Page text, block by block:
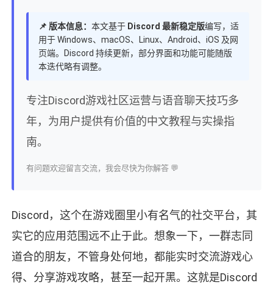
📌 版本信息： 本文基于 Discord 最新稳定版编写，适
用于 Windows、macOS、Linux、Android、iOS 及网
页端。Discord 持续更新，部分界面和功能可能随版
本迭代略有调整。
专注Discord游戏社区运营与语音聊天技巧多
年，为用户提供有价值的中文教程与实操指
南。
有问题欢迎留言交流，我会尽快为你解答 💬
Discord，这个在游戏圈里小有名气的社交平台，其
实它的应用范围远不止于此。想象一下，一群志同
道合的朋友，不管身处何地，都能实时交流游戏心
得、分享游戏攻略，甚至一起开黑。这就是Discord